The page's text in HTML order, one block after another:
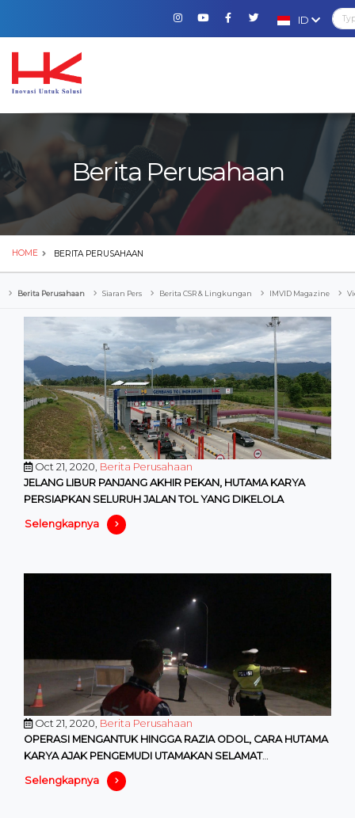
ID
Berita Perusahaan
HOME BERITA PERUSAHAAN
Berita Perusahaan Siaran Pers Berita CSR & Lingkungan IMVID Magazine
Oct 21, 2020, Berita Perusahaan
JELANG LIBUR PANJANG AKHIR PEKAN, HUTAMA KARYA
PERSIAPKAN SELURUH JALAN TOL YANG DIKELOLA
Selengkapnya
Oct 21, 2020, Berita Perusahaan
OPERASI MENGANTUK HINGGA RAZIA ODOL, CARA HUTAMA
KARYA AJAK PENGEMUDI UTAMAKAN SELAMAT
BERKENDARA DI JALAN TOL
Selengkapnya